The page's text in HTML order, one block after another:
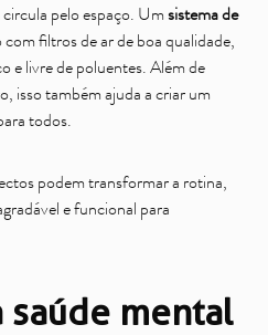
pelo espaço. Um sistema de
filtros de ar de boa qualidade,
e livre de poluentes. Além de
isso também ajuda a criar um
todos.
podem transformar a rotina,
e funcional para
saúde mental